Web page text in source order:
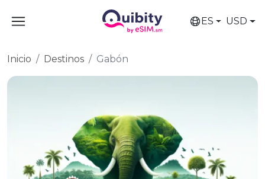
ES USD
Inicio Destinos Gabón